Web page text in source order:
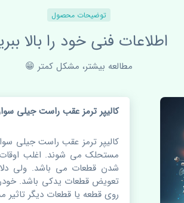
توضیحات محصول
اطلاعات فنی خود را بالا
مطالعه بیشتر، مشکل کمتر 😁
کالیپر ترمز عقب راست جیلی
کالیپر ترمز عقب راست جیلی
مستحلک می شوند. اغلب
شدن قطعات می باشد. ولی
تعویض قطعات یدکی باشد.
روی قطعه یا قطعات دیگر تاثیر